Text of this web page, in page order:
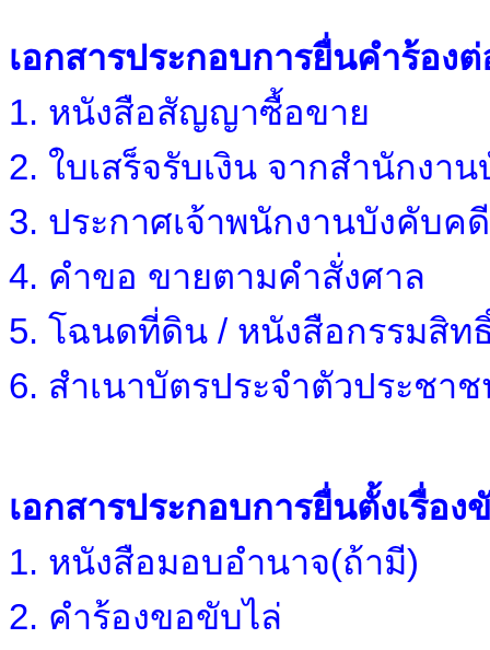
เอกสารประกอบการยื่นคำร้อง
1. หนังสือสัญญาซื้อขาย
2. ใบเสร็จรับเงิน จากสำนักงา
3. ประกาศเจ้าพนักงานบังคับค
4. คำขอ ขายตามคำสั่งศาล
5. โฉนดที่ดิน / หนังสือกรรมสิท
6. สำเนาบัตรประจำตัวประชา
เอกสารประกอบการยื่นตั้งเรื่อ
1. หนังสือมอบอำนาจ(ถ้ามี)
2. คำร้องขอขับไล่